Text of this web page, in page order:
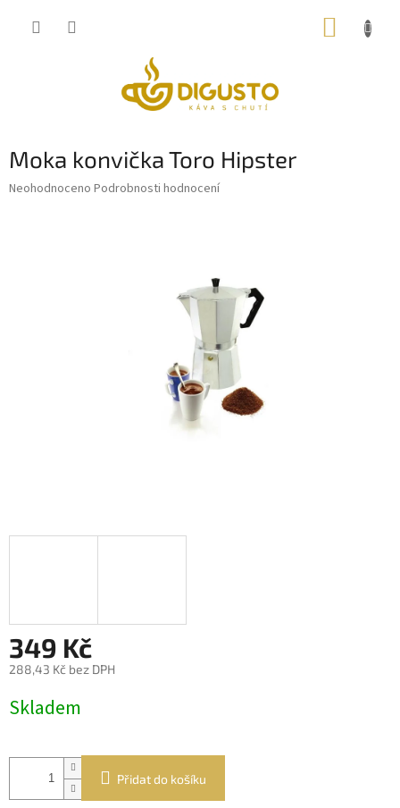
Moka konvička Toro Hipster
Průměrné
Neohodnoceno Podrobnosti hodnocení
349 Kč
288,43 Kč bez DPH
cena:
Skladem
Přidat do košíku